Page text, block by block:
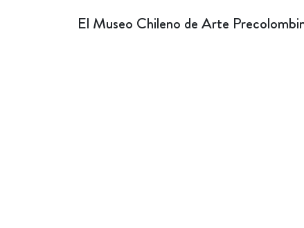
El Museo Chileno de Arte